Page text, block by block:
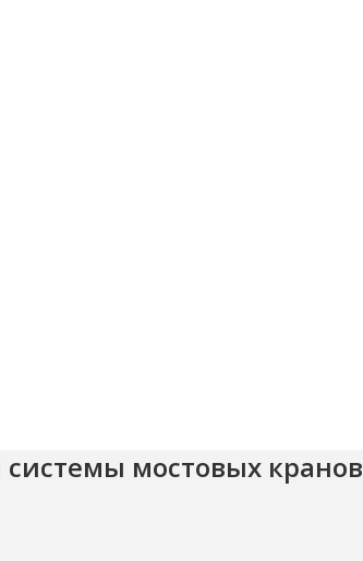
мостовых кранов